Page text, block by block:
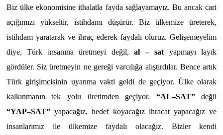
Biz ülke ekonomisine ithalatla fayda sağlayamayız. Bu ancak cari
açığımızı yükseltir, istihdamı düşürür. Biz ülkemize üreterek,
istihdam yaratarak ve ihraç ederek faydalı oluruz. Gelişemeyelim
diye, Türk insanına üretmeyi değil,al – sat yapmayı layık
gördüler. Siz üretmeyin ne gereği varcılığa alıştırdılar. Bence artık
Türk girişimcisinin uyanma vakti geldi de geçiyor. Ülke olarak
kalkınmanın tek yolu üretimden geçiyor. “AL–SAT”değil
“YAP–SAT”yapacağız, hedef koyacağız ihracat yapacağız ve
insanlarımız ile ülkemize faydalı olacağız. Bizler kendi